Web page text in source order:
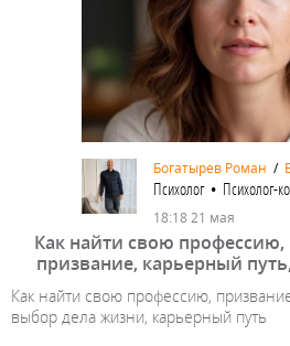
Богатырев Роман /
Психолог • Психолог-
18:18 21 мая
Как найти свою
призвание, карьерный
Как найти свою профессию,
выбор дела жизни, карьерный путь